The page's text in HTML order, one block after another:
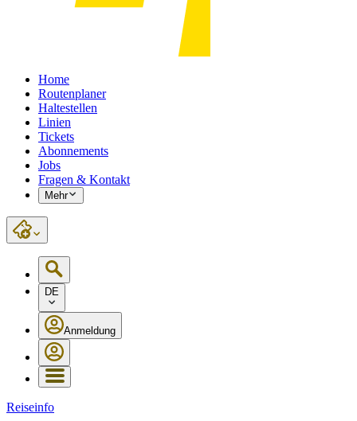
Home
Routenplaner
Haltestellen
Linien
Tickets
Abonnements
Jobs
Fragen & Kontakt
Mehr
DE
Anmeldung
Reiseinfo